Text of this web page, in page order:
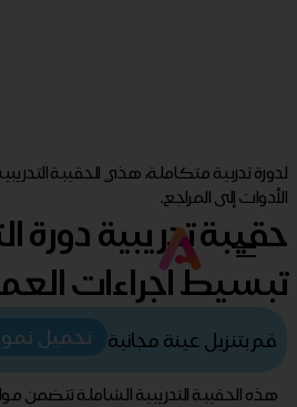
لدورة تدربية متكاملة، هذي الحقيبة
الأدوات إلى المراجع.
حقيبة تدريبية دورة
تبسيط اجراءات
قم بتنزيل عينة مجانية تحميل
هذه الحقيبة التدريبية الشاملة تتضمن